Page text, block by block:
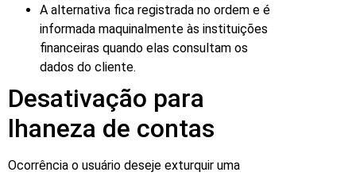
A alternativa fica registrada no ordem e é
informada maquinalmente às instituições
financeiras quando elas consultam os
dados do cliente.
Desativação para
lhaneza de contas
Ocorrência o usuário deseje exturquir uma